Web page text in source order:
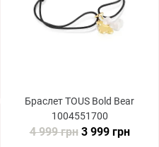
Браслет TOUS Bold Bear
1004551700
4 999 грн3 999 грн